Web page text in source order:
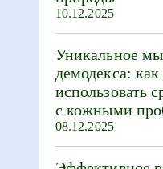
10.12.2025
Уникальное
демодекса:
использовать
с кожными
08.12.2025